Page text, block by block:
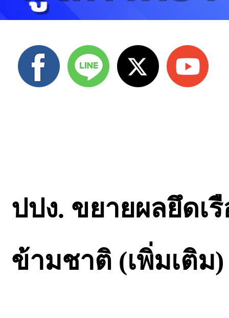
ปปง. ขยายผลยึดเ
ข้ามชาติ (เพิ่มเติม